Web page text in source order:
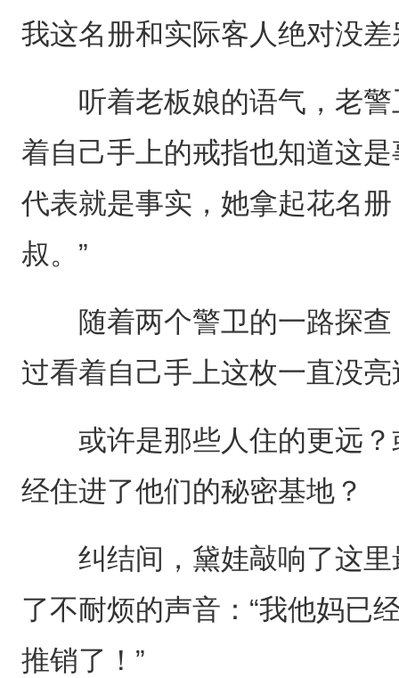
我这名册和实际客人绝对没差
听着老板娘的语气，老警
着自己手上的戒指也知道这
代表就是事实，她拿起花名
叔。”
随着两个警卫的一路探查
过看着自己手上这枚一直没
或许是那些人住的更远？
经住进了他们的秘密基地？
纠结间，黛娃敲响了这里
了不耐烦的声音：“我他妈已
推销了！”